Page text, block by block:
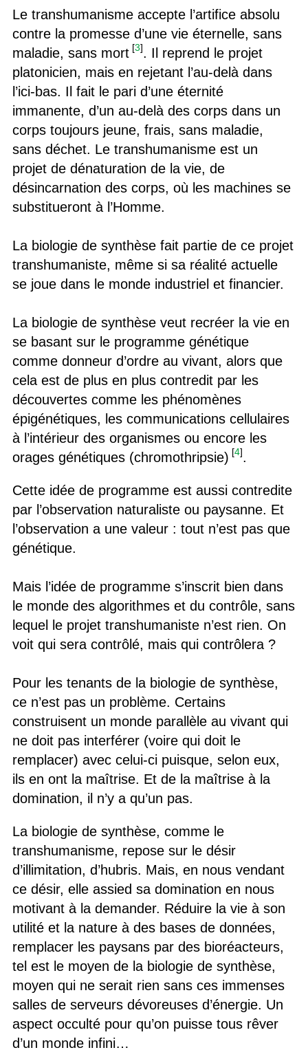
Le transhumanisme accepte l’artifice absolu
contre la promesse d’une vie éternelle, sans
maladie, sans mort [3]. Il reprend le projet
platonicien, mais en rejetant l’au-delà dans
l’ici-bas. Il fait le pari d’une éternité
immanente, d’un au-delà des corps dans un
corps toujours jeune, frais, sans maladie,
sans déchet. Le transhumanisme est un
projet de dénaturation de la vie, de
désincarnation des corps, où les machines se
substitueront à l’Homme.
La biologie de synthèse fait partie de ce projet
transhumaniste, même si sa réalité actuelle
se joue dans le monde industriel et financier.
La biologie de synthèse veut recréer la vie en
se basant sur le programme génétique
comme donneur d’ordre au vivant, alors que
cela est de plus en plus contredit par les
découvertes comme les phénomènes
épigénétiques, les communications cellulaires
à l’intérieur des organismes ou encore les
orages génétiques (chromothripsie) [4].
Cette idée de programme est aussi contredite
par l’observation naturaliste ou paysanne. Et
l’observation a une valeur : tout n’est pas que
génétique.
Mais l’idée de programme s’inscrit bien dans
le monde des algorithmes et du contrôle, sans
lequel le projet transhumaniste n’est rien. On
voit qui sera contrôlé, mais qui contrôlera ?
Pour les tenants de la biologie de synthèse,
ce n’est pas un problème. Certains
construisent un monde parallèle au vivant qui
ne doit pas interférer (voire qui doit le
remplacer) avec celui-ci puisque, selon eux,
ils en ont la maîtrise. Et de la maîtrise à la
domination, il n’y a qu’un pas.
La biologie de synthèse, comme le
transhumanisme, repose sur le désir
d’illimitation, d’hubris. Mais, en nous vendant
ce désir, elle assied sa domination en nous
motivant à la demander. Réduire la vie à son
utilité et la nature à des bases de données,
remplacer les paysans par des bioréacteurs,
tel est le moyen de la biologie de synthèse,
moyen qui ne serait rien sans ces immenses
salles de serveurs dévoreuses d’énergie. Un
aspect occulté pour qu’on puisse tous rêver
d’un monde infini…